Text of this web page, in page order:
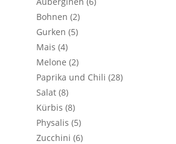
Bohnen (2)
Gurken (5)
Mais (4)
Melone (2)
Paprika und Chili (28)
Salat (8)
Kürbis (8)
Physalis (5)
Zucchini (6)